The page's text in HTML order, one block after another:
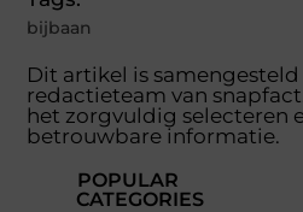
bijbaan
Dit artikel is
redactieteam van
het zorgvuldig selecteren
betrouwbare informatie.
POPULAR
CATEGORIES